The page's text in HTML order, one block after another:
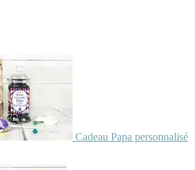
Cadeau Papa personnalisé